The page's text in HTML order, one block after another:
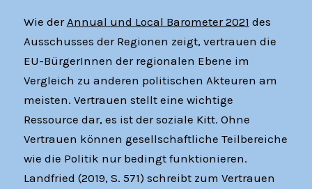
Wie der Annual und Local Barometer 2021 des
Ausschusses der Regionen zeigt, vertrauen die
EU-BürgerInnen der regionalen Ebene im
Vergleich zu anderen politischen Akteuren am
meisten. Vertrauen stellt eine wichtige
Ressource dar, es ist der soziale Kitt. Ohne
Vertrauen können gesellschaftliche Teilbereiche
wie die Politik nur bedingt funktionieren.
Landfried (2019, S. 571) schreibt zum Vertrauen